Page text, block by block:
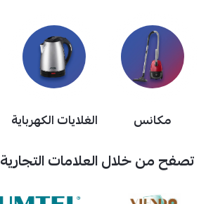
مكانس الغلايات الكهرباية
تصفح من خلال العلامات التجارية